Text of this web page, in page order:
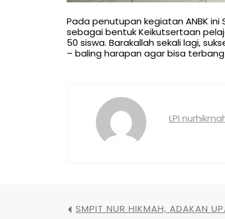
Pada penutupan kegiatan ANBK ini
sebagai bentuk Keikutsertaan
50 siswa. Barakallah sekali lagi,
– baling harapan agar bisa
LPI
SMPIT NUR HIKMAH, ADAKAN